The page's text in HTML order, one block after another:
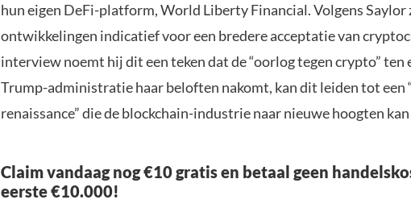
hun eigen DeFi-platform, World Liberty Financial. Volgens Saylor
ontwikkelingen indicatief voor een bredere acceptatie van
interview noemt hij dit een teken dat de “oorlog tegen crypto” ten
Trump-administratie haar beloften nakomt, kan dit leiden tot een
renaissance” die de blockchain-industrie naar nieuwe hoogten
Claim vandaag nog €10 gratis en betaal geen
eerste €10.000!